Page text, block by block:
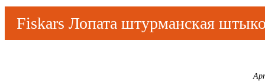
Fiskars Лопата штурманская